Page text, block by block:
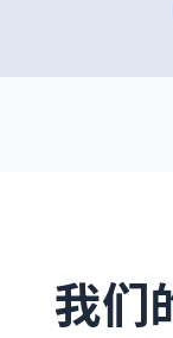
我们